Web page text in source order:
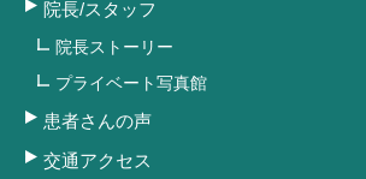
院長/スタッフ
院長ストーリー
プライベート写真館
患者さんの声
交通アクセス